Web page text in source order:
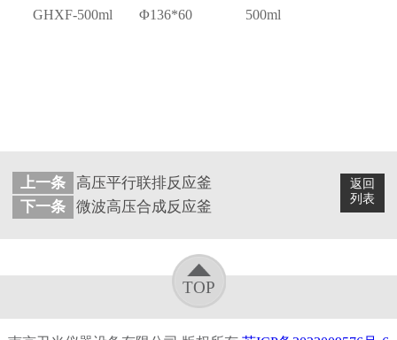
GHXF-500ml Φ136*60 500ml
返回
列表
上一条 高压平行联排反应釜
下一条 微波高压合成反应釜
TOP